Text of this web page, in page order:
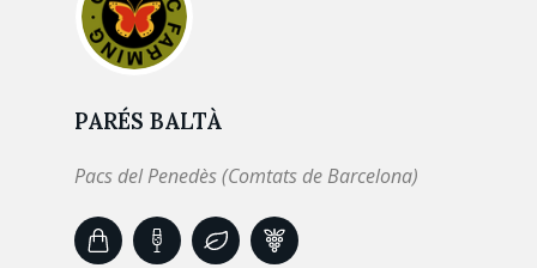
PARÉS BALTÀ
Pacs del Penedès (Comtats de Barcelona)